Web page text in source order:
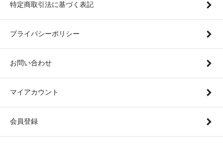
特定商取引法に基づく表記
プライバシーポリシー
お問い合わせ
マイアカウント
会員登録